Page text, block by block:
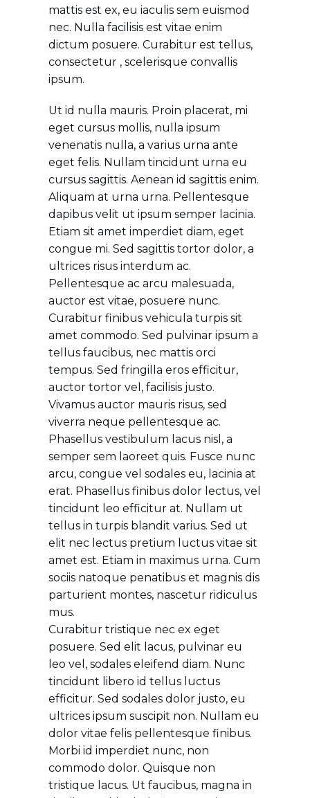
mattis est ex, eu iaculis sem euismod
nec. Nulla facilisis est vitae enim
dictum posuere. Curabitur est tellus,
consectetur , scelerisque convallis
ipsum.
Ut id nulla mauris. Proin placerat, mi
eget cursus mollis, nulla ipsum
venenatis nulla, a varius urna ante
eget felis. Nullam tincidunt urna eu
cursus sagittis. Aenean id sagittis enim.
Aliquam at urna urna. Pellentesque
dapibus velit ut ipsum semper lacinia.
Etiam sit amet imperdiet diam, eget
congue mi. Sed sagittis tortor dolor, a
ultrices risus interdum ac.
Pellentesque ac arcu malesuada,
auctor est vitae, posuere nunc.
Curabitur finibus vehicula turpis sit
amet commodo. Sed pulvinar ipsum a
tellus faucibus, nec mattis orci
tempus. Sed fringilla eros efficitur,
auctor tortor vel, facilisis justo.
Vivamus auctor mauris risus, sed
viverra neque pellentesque ac.
Phasellus vestibulum lacus nisl, a
semper sem laoreet quis. Fusce nunc
arcu, congue vel sodales eu, lacinia at
erat. Phasellus finibus dolor lectus, vel
tincidunt leo efficitur at. Nullam ut
tellus in turpis blandit varius. Sed ut
elit nec lectus pretium luctus vitae sit
amet est. Etiam in maximus urna. Cum
sociis natoque penatibus et magnis dis
parturient montes, nascetur ridiculus
mus.
Curabitur tristique nec ex eget
posuere. Sed elit lacus, pulvinar eu
leo vel, sodales eleifend diam. Nunc
tincidunt libero id tellus luctus
efficitur. Sed sodales dolor justo, eu
ultrices ipsum suscipit non. Nullam eu
dolor vitae felis pellentesque finibus.
Morbi id imperdiet nunc, non
commodo dolor. Quisque non
tristique lacus. Ut faucibus, magna in